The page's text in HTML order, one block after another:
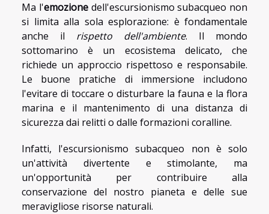
Ma l'emozionedell'escursionismo subacqueo non
si limita alla sola esplorazione: è fondamentale
anche il rispetto dell'ambiente. Il mondo
sottomarino è un ecosistema delicato, che
richiede un approccio rispettoso e responsabile.
Le buone pratiche di immersione includono
l'evitare di toccare o disturbare la fauna e la flora
marina e il mantenimento di una distanza di
sicurezza dai relitti o dalle formazioni coralline.
Infatti, l'escursionismo subacqueo non è solo
un'attività divertente e stimolante, ma
un'opportunità per contribuire alla
conservazione del nostro pianeta e delle sue
meravigliose risorse naturali.